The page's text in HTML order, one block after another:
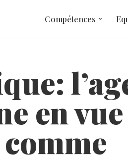
Compétences
en